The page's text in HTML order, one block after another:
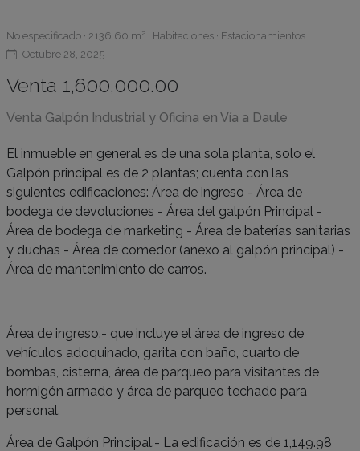
No especificado · 2136.60 m² · Habitaciones · Estacionamientos
Octubre 28, 2025
Venta 1,600,000.00
Venta Galpón Industrial y Oficina en Vía a Daule
El inmueble en general es de una sola planta, solo el
Galpón principal es de 2 plantas; cuenta con las
siguientes edificaciones: Área de ingreso - Área de
bodega de devoluciones - Área del galpón Principal -
Área de bodega de marketing - Área de baterías sanitarias
y duchas - Área de comedor (anexo al galpón principal) -
Área de mantenimiento de carros.
Área de ingreso.- que incluye el área de ingreso de
vehículos adoquinado, garita con baño, cuarto de
bombas, cisterna, área de parqueo para visitantes de
hormigón armado y área de parqueo techado para
personal.
Área de Galpón Principal.- La edificación es de 1,149.98